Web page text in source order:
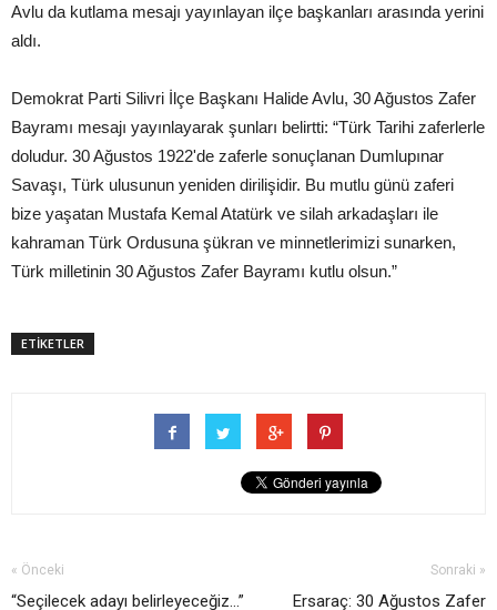
Avlu da kutlama mesajı yayınlayan ilçe başkanları arasında yerini
aldı.
Demokrat Parti Silivri İlçe Başkanı Halide Avlu, 30 Ağustos Zafer
Bayramı mesajı yayınlayarak şunları belirtti: “Türk Tarihi zaferlerle
doludur. 30 Ağustos 1922'de zaferle sonuçlanan Dumlupınar
Savaşı, Türk ulusunun yeniden dirilişidir. Bu mutlu günü zaferi
bize yaşatan Mustafa Kemal Atatürk ve silah arkadaşları ile
kahraman Türk Ordusuna şükran ve minnetlerimizi sunarken,
Türk milletinin 30 Ağustos Zafer Bayramı kutlu olsun.”
ETİKETLER
« Önceki
“Seçilecek adayı belirleyeceğiz...”
Sonraki »
Ersaraç: 30 Ağustos Zafer